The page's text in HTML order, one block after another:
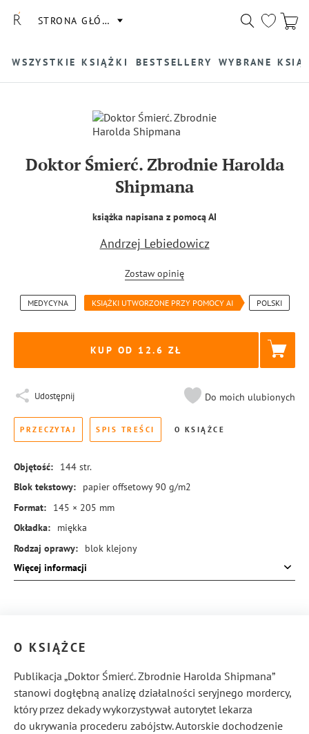
STRONA GŁÓWNA
WSZYSTKIE KSIĄŻKI BESTSELLERY WYBRANE
Doktor Śmierć. Zbrodnie Harolda
Shipmana
książka napisana z pomocą AI
Andrzej Lebiedowicz
Zostaw opinię
MEDYCYNA KSIĄŻKI UTWORZONE PRZY POMOCY AI POLSKI
KUP OD 12.6
Udostępnij Do moich ulubionych
PRZECZYTAJ SPIS TREŚCI O KSIĄŻCE
Objętość: 144 str.
Blok tekstowy:
papier offsetowy 90 g/m2
Format:
145 × 205 mm
Okładka:
miękka
Rodzaj oprawy:
blok klejony
ISBN:
978-83-8455-656-6
Więcej informacji
O KSIĄŻCE
Publikacja „Doktor Śmierć. Zbrodnie Harolda Shipmana”
stanowi dogłębną analizę działalności seryjnego mordercy,
który przez dekady wykorzystywał autorytet lekarza
do ukrywania procederu zabójstw. Autorskie dochodzenie